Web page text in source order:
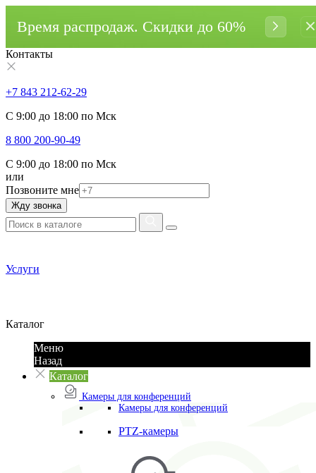
Время распродаж. Cкидки до 60%
Контакты
+7 843 212-62-29
С 9:00 до 18:00 по Мск
8 800 200-90-49
С 9:00 до 18:00 по Мск
или
Позвоните мне
Жду звонка
Услуги
Каталог
Меню
Назад
Каталог
Камеры для конференций
Камеры для конференций
PTZ-камеры